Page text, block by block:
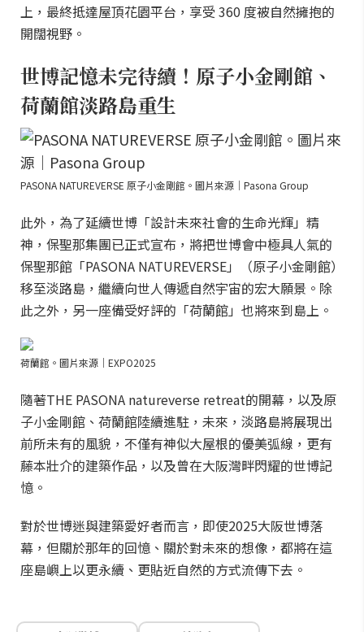
上，最終抵達屋頂花園平台，享受 360 度被自然擁抱的
開闊視野。
世博記憶未完待續！原子小金剛館、
荷蘭館淡路島重生
PASONA NATUREVERSE 原子小金剛館。圖片來源｜Pasona Group
此外，為了延續世博「設計未來社會的生命光輝」精
神，保聖那集團已正式宣布，將把世博會中極具人氣的
保聖那館「PASONA NATUREVERSE」（原子小金剛館）
移至淡路島，繼續向世人傳遞自然宇宙的宏大願景。除
此之外，另一座備受好評的「荷蘭館」也將來到島上。
荷蘭館。圖片來源｜EXPO2025
隨著THE PASONA natureverse retreat的開幕，以及原
子小金剛館、荷蘭館陸續進駐，未來，淡路島將展現出
前所未有的風貌，不僅有神似大屋根的優美弧線，更有
藤本壯介的建築作品，以及曾在大阪灣畔閃耀的世博記
憶。
對於世博迷與建築愛好者而言，即使2025大阪世博落
幕，但關於那年的回憶、關於對未來的想像，都將在這
座島嶼上以更永續、更貼近自然的方式流傳下去。